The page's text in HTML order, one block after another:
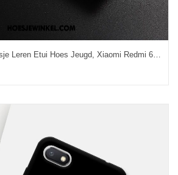
Xiaomi Redmi 6a Hoesje Leren Etui Hoes Jeugd, Xiaomi Redmi 6a Hoesje Echt Leer Bescherming Braun